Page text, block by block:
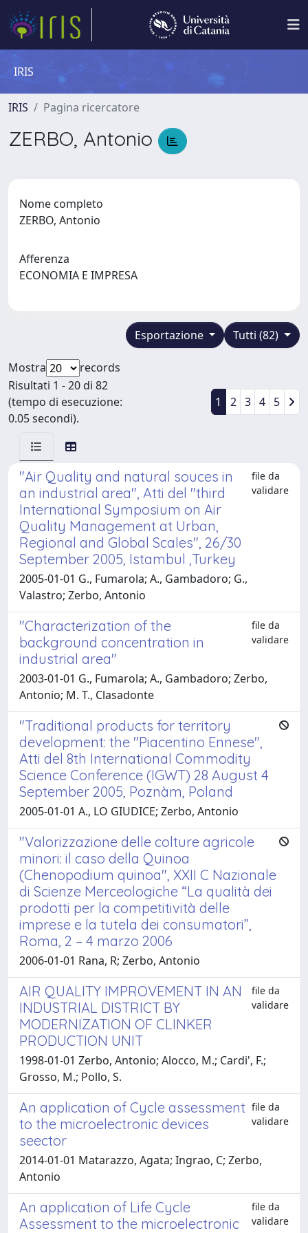
IRIS
IRIS Pagina ricercatore
ZERBO, Antonio
Nome completo
ZERBO, Antonio
Afferenza
ECONOMIA E IMPRESA
Tutti (82)
Esportazione
Mostra
records
Risultati 1 - 20 di 82
(tempo di esecuzione:
0.05 secondi).
1 2 3 4 5
"Air Quality and natural souces in
an industrial area", Atti del "third
International Symposium on Air
Quality Management at Urban,
Regional and Global Scales", 26/30
September 2005, Istambul ,Turkey
file da
validare
2005-01-01 G., Fumarola; A., Gambadoro; G.,
Valastro; Zerbo, Antonio
"Characterization of the
background concentration in
industrial area"
file da
validare
2003-01-01 G., Fumarola; A., Gambadoro; Zerbo,
Antonio; M. T., Clasadonte
"Traditional products for territory
development: the "Piacentino Ennese",
Atti del 8th International Commodity
Science Conference (IGWT) 28 August 4
September 2005, Poznàm, Poland
2005-01-01 A., LO GIUDICE; Zerbo, Antonio
"Valorizzazione delle colture agricole
minori: il caso della Quinoa
(Chenopodium quinoa", XXII C Nazionale
di Scienze Merceologiche “La qualità dei
prodotti per la competitività delle
imprese e la tutela dei consumatori”,
Roma, 2 – 4 marzo 2006
2006-01-01 Rana, R; Zerbo, Antonio
AIR QUALITY IMPROVEMENT IN AN
INDUSTRIAL DISTRICT BY
MODERNIZATION OF CLINKER
PRODUCTION UNIT
file da
validare
1998-01-01 Zerbo, Antonio; Alocco, M.; Cardi', F.;
Grosso, M.; Pollo, S.
An application of Cycle assessment
to the microelectronic devices
seector
file da
validare
2014-01-01 Matarazzo, Agata; Ingrao, C; Zerbo,
Antonio
An application of Life Cycle
Assessment to the microelectronic
file da
validare